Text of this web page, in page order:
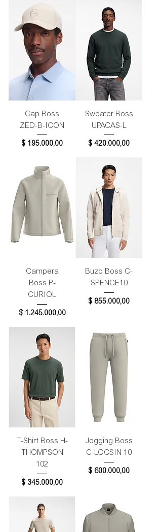
Cap Boss
ZED-B-ICON
Precio
$ 195.000,00
Sweater Boss
UPACAS-L
Precio
$ 420.000,00
Campera
Boss P-
CURIOL
Precio
$ 1.245.000,00
Buzo Boss C-
SPENCE10
Precio
$ 855.000,00
T-Shirt Boss H-
THOMPSON
102
Precio
$ 345.000,00
Jogging Boss
C-LOCSIN 10
Precio
$ 600.000,00